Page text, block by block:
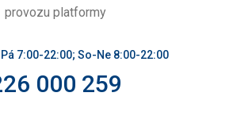
provozu platformy
7:00-22:00; So-Ne 8:00-22:00
000 259